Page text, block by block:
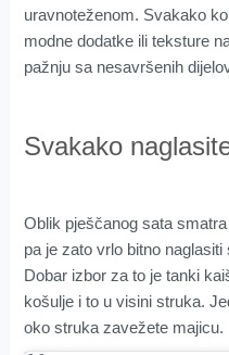
uravnoteženom. Svakako
modne dodatke ili teksture
pažnju sa nesavršenih
Svakako
Oblik pješčanog sata
pa je zato vrlo bitno
Dobar izbor za to je tanki
košulje i to u visini struka.
oko struka zavežete majicu.